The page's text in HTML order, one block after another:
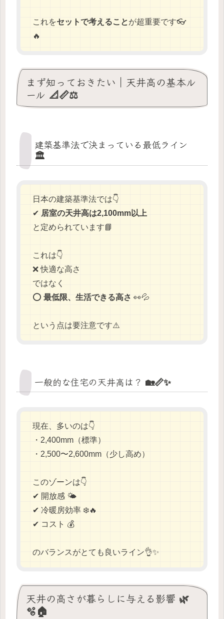
これをセットで考えることが超重要です👓
🔥
まず知っておきたい｜天井高の基本ル
ール 📐📏⚖️
建築基準法で決まっている最低ライン
🏛️
日本の建築基準法では👇
✔ 居室の天井高は2,100mm以上
と定められています📘
これは👇
❌ 快適な高さ
ではなく
⭕ 最低限、生活できる高さ 👀💦
という点は要注意です⚠️
一般的な住宅の天井高は？ 🏡📏✨
現在、多いのは👇
・2,400mm（標準）
・2,500〜2,600mm（少し高め）
このゾーンは👇
✔ 開放感 🌤️
✔ 冷暖房効率 ❄️🔥
✔ コスト 💰
のバランスがとても良いライン👌✨
天井の高さが暮らしに与える影響 🌿
🫧🏠